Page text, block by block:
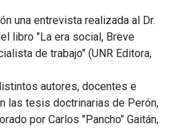
una entrevista realizada al Dr.
libro "La era social, Breve
de trabajo" (UNR Editora,
autores, docentes e
las tesis doctrinarias de Perón,
por Carlos "Pancho" Gaitán,